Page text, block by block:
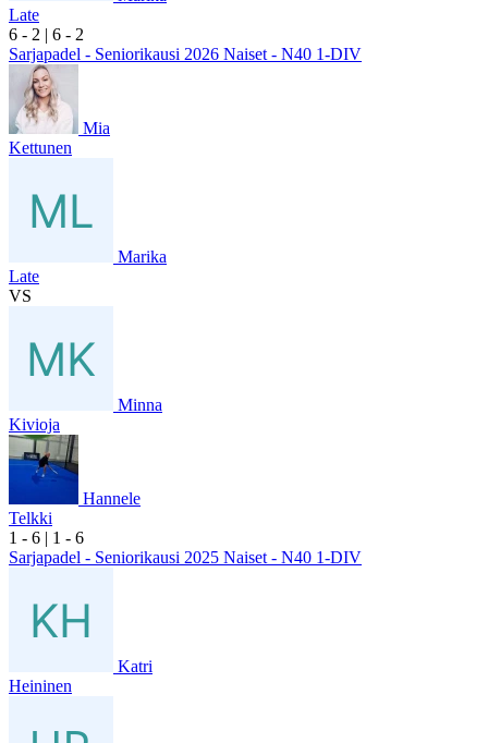
Late
6 - 2 | 6 - 2
Sarjapadel - Seniorikausi 2026 Naiset - N40 1-DIV
Mia
Kettunen
Marika
Late
VS
Minna
Kivioja
Hannele
Telkki
1 - 6 | 1 - 6
Sarjapadel - Seniorikausi 2025 Naiset - N40 1-DIV
Katri
Heininen